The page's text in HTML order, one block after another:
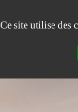
Ce site utilise des